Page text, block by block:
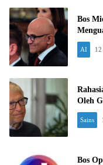
Bos
AI
Oleh
Sains
Bos